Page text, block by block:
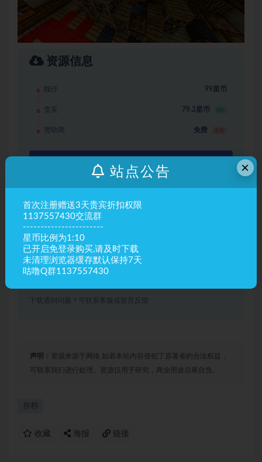
资源信息
靓仔 99星币
贵宾 79.2星币 8折
赞助商 免费
存档坐标 x:-4 y:113 z:14
最佳使用版本
有效期 永久有效
下载遇到问题？可联系客服或留言反馈
声明： 资源来源于网络,如若本站内容侵犯了原著者的合法权益，
可联系我们进行处理。资源仅用于研究，商业用途后果自负。
存档
收藏 海报 链接
×
站点公告
首次注册赠送3天贵宾折扣权限
1137557430交流群
-----------------------
星币比例为1:10
已开启免登录购买,请及时下载
未清理浏览器缓存默认保持7天
咕噜Q群1137557430